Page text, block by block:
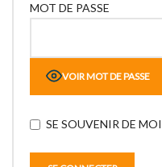
MOT DE PASSE
VOIR MOT DE PASSE
SE SOUVENIR DE MOI